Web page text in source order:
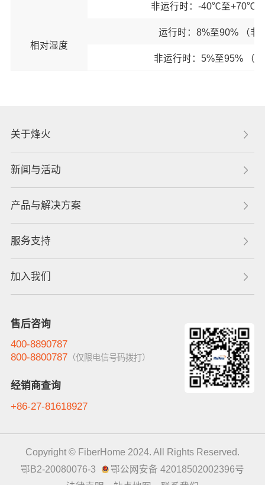
非运行时：-40℃至+70℃
相对湿度
运行时：8%至90% （非
非运行时：5%至95% （
关于烽火
新闻与活动
产品与解决方案
服务支持
加入我们
售后咨询
400-8890787
800-8800787（仅限电信号码拨打）
经销商查询
+86-27-81618927
Copyright © FiberHome 2024. All Rights Reserved.
鄂B2-20080076-3
鄂公网安备 42018502002396号